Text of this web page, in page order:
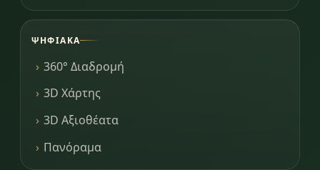
ΨΗΦΙΑΚΆ
360° Διαδρομή
3D Χάρτης
3D Αξιοθέατα
Πανόραμα